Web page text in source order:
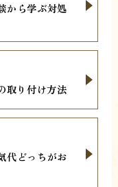
から学ぶ対処
取り付け方法
代どっちがお